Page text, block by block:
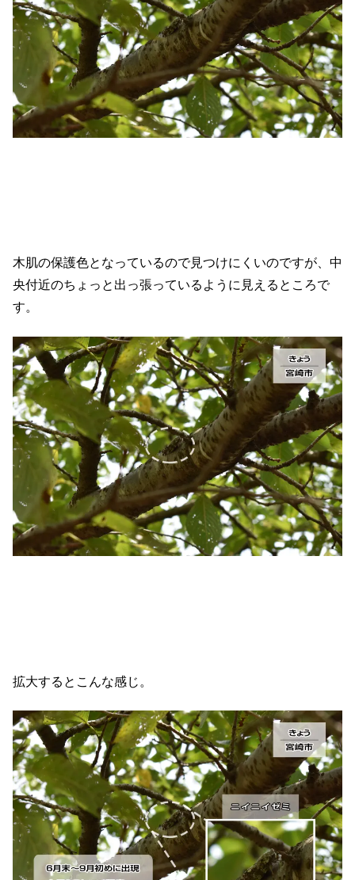
木肌の保護色となっているので見つけにくいのですが、中
央付近のちょっと出っ張っているように見えるところで
す。
拡大するとこんな感じ。